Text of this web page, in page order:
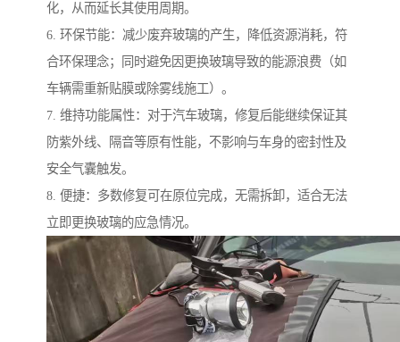
化，从而延长其使用周期。
6. 环保节能：减少废弃玻璃的产生，降低资源消耗，符
合环保理念；同时避免因更换玻璃导致的能源浪费（如
车辆需重新贴膜或除雾线施工）。
7. 维持功能属性：对于汽车玻璃，修复后能继续保证其
防紫外线、隔音等原有性能，不影响与车身的密封性及
安全气囊触发。
8. 便捷：多数修复可在原位完成，无需拆卸，适合无法
立即更换玻璃的应急情况。